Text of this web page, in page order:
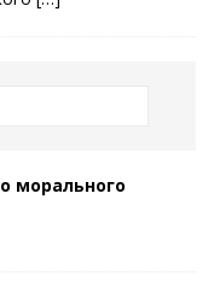
морального